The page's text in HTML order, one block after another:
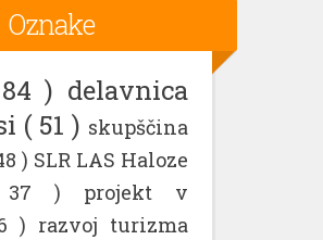
Oznake
) delavnica
( 51 ) skupščina
) SLR LAS Haloze
) projekt v
) razvoj turizma